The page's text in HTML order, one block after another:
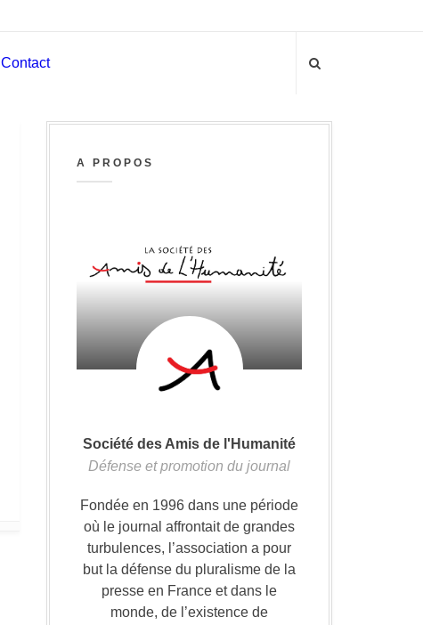
Contact
A PROPOS
Société des Amis de l'Humanité
Défense et promotion du journal
Fondée en 1996 dans une période
où le journal affrontait de grandes
turbulences, l’association a pour
but la défense du pluralisme de la
presse en France et dans le
monde, de l’existence de